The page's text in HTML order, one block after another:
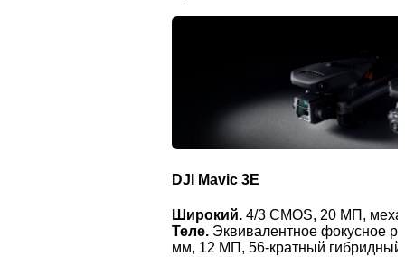
DJI Mavic 3E
Широкий. 4/3 CMOS, 20 МП,
Теле. Эквивалентное фокусное
мм, 12 МП, 56-кратный гибридный